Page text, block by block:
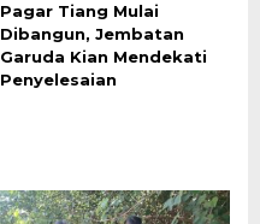
Pagar Tiang Mulai
Dibangun, Jembatan
Garuda Kian Mendekati
Penyelesaian